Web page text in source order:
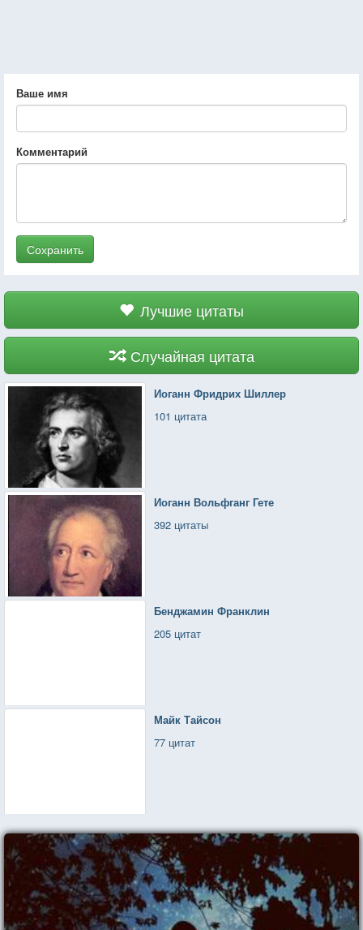
Ваше имя
Комментарий
Сохранить
Лучшие цитаты
Случайная цитата
Иоганн Фридрих Шиллер
101 цитата
Иоганн Вольфганг Гете
392 цитаты
Бенджамин Франклин
205 цитат
Майк Тайсон
77 цитат